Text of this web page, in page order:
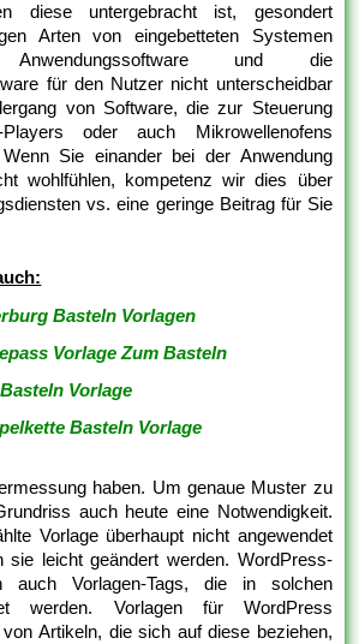
diese untergebracht ist, gesondert
Arten von eingebetteten Systemen
und die
für den Nutzer nicht unterscheidbar
von Software, die zur Steuerung
oder auch Mikrowellenofens
Sie einander bei der Anwendung
wohlfühlen, kompetenz wir dies über
vs. eine geringe Beitrag für Sie
Basteln Vorlagen
Vorlage Zum Basteln
Vorlage
Basteln Vorlage
haben. Um genaue Muster zu
auch heute eine Notwendigkeit.
Vorlage überhaupt nicht angewendet
sie leicht geändert werden. WordPress-
auch Vorlagen-Tags, die in solchen
werden. Vorlagen für WordPress
Artikeln, die sich auf diese beziehen,